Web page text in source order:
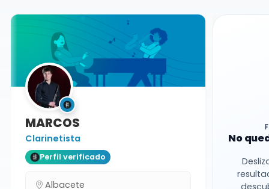
MARCOS
Clarinetista
Perfil verificado
Albacete
No